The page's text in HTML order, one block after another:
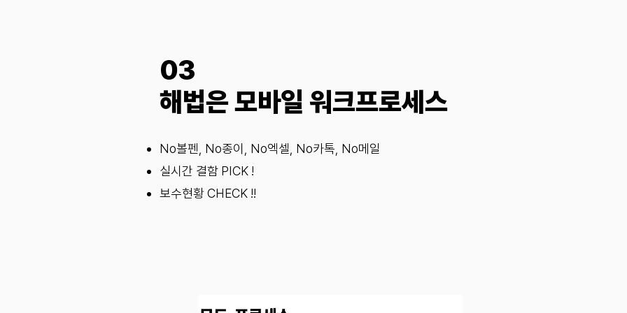
03
해법은 모바일 워크프로세스
No볼펜, No종이, No엑셀, No카톡, No메일
실시간 결함 PICK !
보수현황 CHECK !!